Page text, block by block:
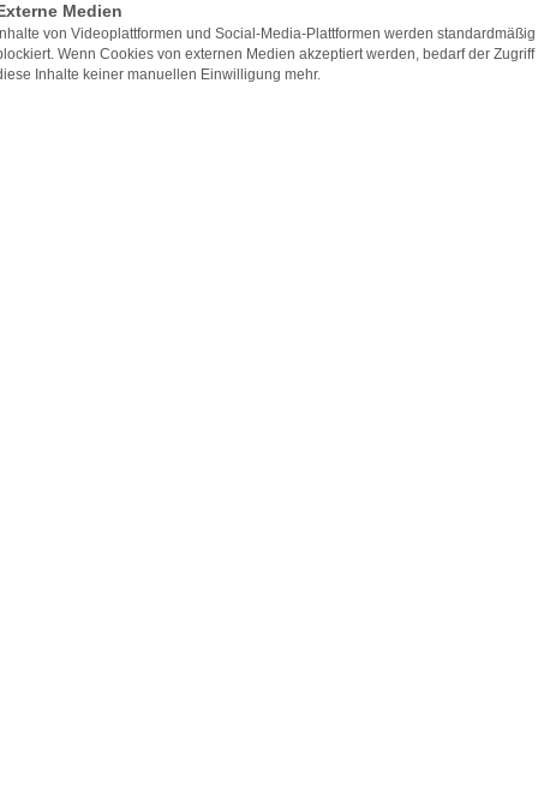
Patienten gegen Arzt oder Krankenhaus oder
gemäß der regelmäßigen
Das Jahr der Kenntnis selbst zählt zwar
innerhalb dieser drei Jahre nicht einigen
Versicherung, einen Abschlag zahlt. Wenn
zu einem Neubeginn der regelmäßigen
genau wie ein Neubeginn während einer
die Parteien verhandeln.
zwar mit dem auf das Anerkenntnis folgenden
Anerkenntnisses nicht etwa der Zugang beim
der Verjährung schlägt diese also nicht auf
von Schadensersatzansprüchen, sondern läuft
drei Jahren ab. Fällt das Ende der
der folgende Werktag (24:00 Uhr).
(BGH, Urteil vom 27.01.2015 – VI ZR 87/14 und
Neubeginn durch Anerkenntnis jedes – auch
dem Gläubiger, aus dem sich das
dem Grunde nach – unzweideutig ergibt
dass sich der Schuldner nicht nach Ablauf
Ein solches tatsächliches Anerkenntnis ist
oder der auch insoweit für ihn handelnde
Erben auf Verlangen
Medien
Inhalte von Videoplattformen und Social-Media-Plattformen werden standardmäßig
Wenn Cookies von externen Medien akzeptiert werden, bedarf der Zugriff
Inhalte keiner manuellen Einwilligung mehr.